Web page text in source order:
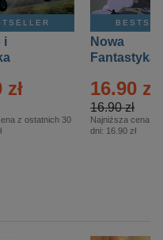
i
–
2/2026
zł
z ostatnich 30
Nowa
Fantastyka
16.90 zł
16.90 zł
Najniższa cena z
dni: 16.90 zł